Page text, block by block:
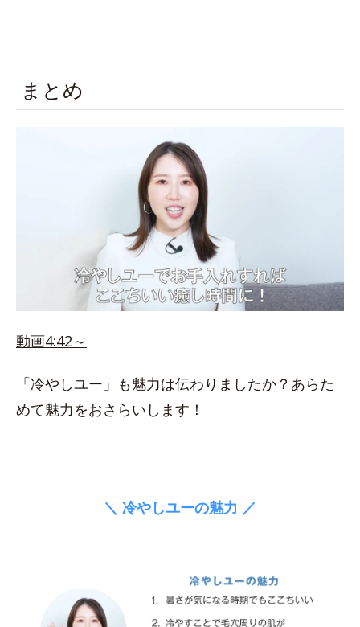
まとめ
動画4:42～
「冷やしユー」も魅力は伝わりましたか？あらた
めて魅力をおさらいします！
＼ 冷やしユーの魅力 ／